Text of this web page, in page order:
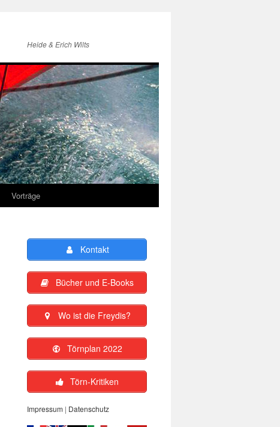
Heide & Erich Wilts
Vorträge
Kontakt
Bücher und E-Books
Wo ist die Freydis?
Törnplan 2022
Törn-Kritiken
Impressum | Datenschutz